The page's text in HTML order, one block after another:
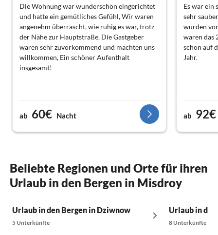
Die Wohnung war wunderschön eingerichtet
und hatte ein gemütliches Gefühl, Wir waren
angenehm überrascht, wie ruhig es war, trotz
der Nähe zur Hauptstraße, Die Gastgeber
waren sehr zuvorkommend und machten uns
willkommen, Ein schöner Aufenthalt
insgesamt!
ab 60€ Nacht
Es war ein
sehr
wurden
waren das
schon auf
Jahr.
ab 92€
Beliebte Regionen und Orte für ihren
Urlaub in den Bergen in Misdroy
Urlaub in den Bergen in Dziwnow
5 Unterkünfte
Urlaub in
8 Unterkünfte